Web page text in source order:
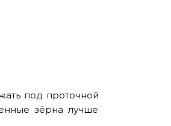
под проточной
зёрна лучше